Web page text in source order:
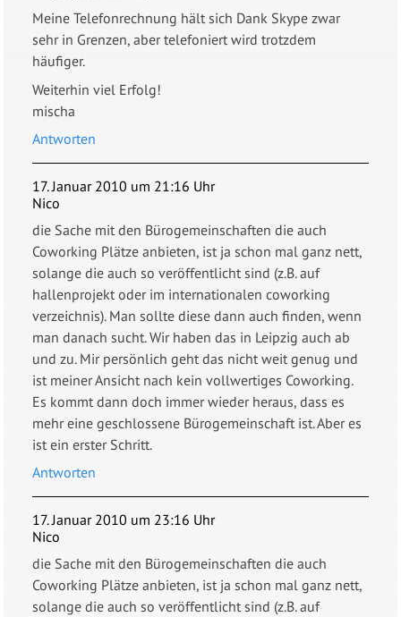
Meine Telefonrechnung hält sich Dank Skype zwar
sehr in Grenzen, aber telefoniert wird trotzdem
häufiger.
Weiterhin viel Erfolg!
mischa
Antworten
17. Januar 2010 um 21:16 Uhr
Nico
die Sache mit den Bürogemeinschaften die auch
Coworking Plätze anbieten, ist ja schon mal ganz nett,
solange die auch so veröffentlicht sind (z.B. auf
hallenprojekt oder im internationalen coworking
verzeichnis). Man sollte diese dann auch finden, wenn
man danach sucht. Wir haben das in Leipzig auch ab
und zu. Mir persönlich geht das nicht weit genug und
ist meiner Ansicht nach kein vollwertiges Coworking.
Es kommt dann doch immer wieder heraus, dass es
mehr eine geschlossene Bürogemeinschaft ist. Aber es
ist ein erster Schritt.
Antworten
17. Januar 2010 um 23:16 Uhr
Nico
die Sache mit den Bürogemeinschaften die auch
Coworking Plätze anbieten, ist ja schon mal ganz nett,
solange die auch so veröffentlicht sind (z.B. auf